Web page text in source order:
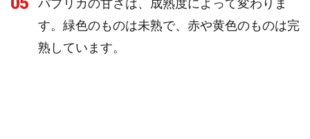
パプリカの甘さは、成熟度によって変わりま
す。緑色のものは未熟で、赤や黄色のものは完
熟しています。